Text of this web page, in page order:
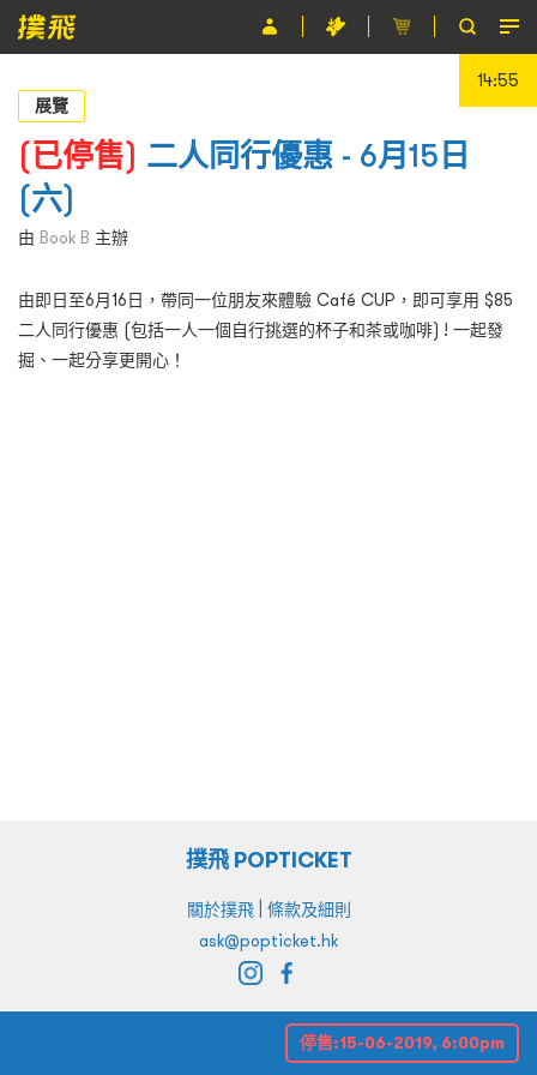
節目
主辦單位
關於撲飛
條款及細則
EN
14:55
展覽
(已停售) 二人同行優惠 - 6月15日
(六)
由 Book B 主辦
由即日至6月16日，帶同一位朋友來體驗 Café CUP，即可享用 $85
二人同行優惠 (包括一人一個自行挑選的杯子和茶或咖啡) ! 一起發
掘、一起分享更開心！
停售:15-06-2019, 6:00pm
撲飛 POPTICKET
關於撲飛| 條款及細則
ask@popticket.hk